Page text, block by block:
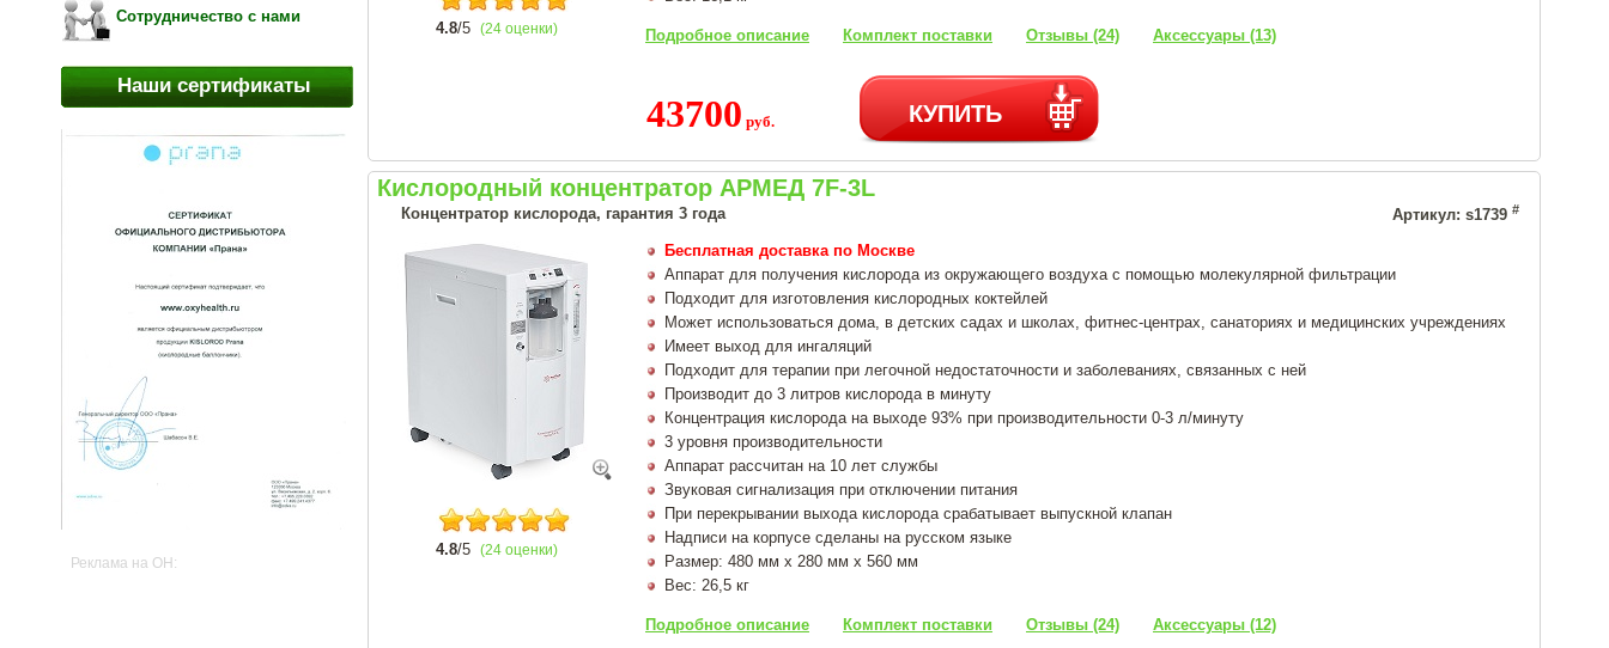
Сотрудничество с нами
Наши сертификаты
Реклама на OH:
4.8/5 (24 оценки) Подробное описание Комплект поставки Отзывы (24) Аксессуары (13)
43700 руб. КУПИТЬ
Кислородный концентратор АРМЕД 7F-3L
Концентратор кислорода, гарантия 3 года Артикул: s1739 #
4.8/5 (24 оценки)
Бесплатная доставка по Москве
Аппарат для получения кислорода из окружающего воздуха с помощью молекулярной фильтрации
Подходит для изготовления кислородных коктейлей
Может использоваться дома, в детских садах и школах, фитнес-центрах, санаториях и медицинских учреждениях
Имеет выход для ингаляций
Подходит для терапии при легочной недостаточности и заболеваниях, связанных с ней
Производит до 3 литров кислорода в минуту
Концентрация кислорода на выходе 93% при производительности 0-3 л/минуту
3 уровня производительности
Аппарат рассчитан на 10 лет службы
Звуковая сигнализация при отключении питания
При перекрывании выхода кислорода срабатывает выпускной клапан
Надписи на корпусе сделаны на русском языке
Размер: 480 мм х 280 мм х 560 мм
Вес: 26,5 кг
Подробное описание Комплект поставки Отзывы (24) Аксессуары (12)